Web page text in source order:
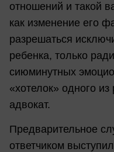
отношений и такой
как изменение его
разрешаться
ребенка, только
сиюминутных
«хотелок» одного
адвокат.
Предварительное
ответчиком